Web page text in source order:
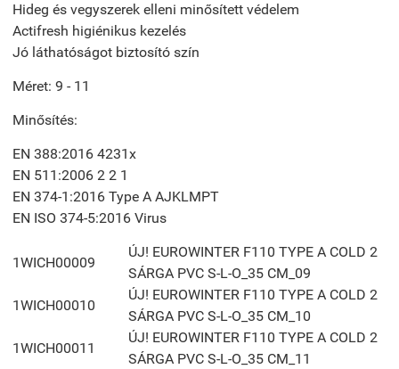
Hideg és vegyszerek elleni minősített védelem
Actifresh higiénikus kezelés
Jó láthatóságot biztosító szín
Méret: 9 - 11
Minősítés:
EN 388:2016 4231x
EN 511:2006 2 2 1
EN 374-1:2016 Type A AJKLMPT
EN ISO 374-5:2016 Virus
1WICH00009
ÚJ! EUROWINTER F110 TYPE A COLD 2
SÁRGA PVC S-L-O_35 CM_09
1WICH00010
ÚJ! EUROWINTER F110 TYPE A COLD 2
SÁRGA PVC S-L-O_35 CM_10
1WICH00011
ÚJ! EUROWINTER F110 TYPE A COLD 2
SÁRGA PVC S-L-O_35 CM_11